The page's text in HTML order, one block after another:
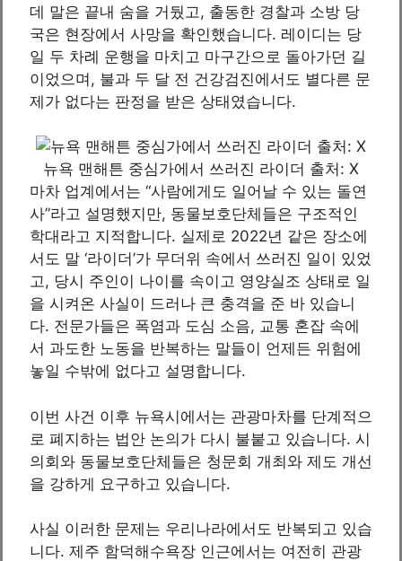
데 말은 끝내 숨을 거뒀고, 출동한 경찰과 소방 당
국은 현장에서 사망을 확인했습니다. 레이디는 당
일 두 차례 운행을 마치고 마구간으로 돌아가던 길
이었으며, 불과 두 달 전 건강검진에서도 별다른 문
제가 없다는 판정을 받은 상태였습니다.
뉴욕 맨해튼 중심가에서 쓰러진 라이더 출처: X
마차 업계에서는 “사람에게도 일어날 수 있는 돌연
사”라고 설명했지만, 동물보호단체들은 구조적인
학대라고 지적합니다. 실제로 2022년 같은 장소에
서도 말 ‘라이더’가 무더위 속에서 쓰러진 일이 있었
고, 당시 주인이 나이를 속이고 영양실조 상태로 일
을 시켜온 사실이 드러나 큰 충격을 준 바 있습니
다. 전문가들은 폭염과 도심 소음, 교통 혼잡 속에
서 과도한 노동을 반복하는 말들이 언제든 위험에
놓일 수밖에 없다고 설명합니다.
이번 사건 이후 뉴욕시에서는 관광마차를 단계적으
로 폐지하는 법안 논의가 다시 불붙고 있습니다. 시
의회와 동물보호단체들은 청문회 개최와 제도 개선
을 강하게 요구하고 있습니다.
사실 이러한 문제는 우리나라에서도 반복되고 있습
니다. 제주 함덕해수욕장 인근에서는 여전히 관광